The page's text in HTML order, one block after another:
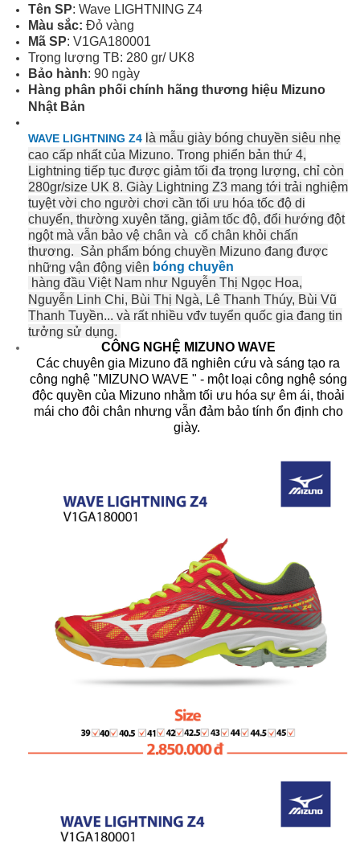
Tên SP: Wave LIGHTNING Z4
Màu sắc: Đỏ vàng
Mã SP: V1GA180001
Trọng lượng TB: 280 gr/ UK8
Bảo hành: 90 ngày
Hàng phân phối chính hãng thương hiệu Mizuno
Nhật Bản
WAVE LIGHTNING Z4 là mẫu giày bóng chuyền siêu nhẹ
cao cấp nhất của Mizuno. Trong phiển bản thứ 4,
Lightning tiếp tục được giảm tối đa trọng lượng, chỉ còn
280gr/size UK 8. Giày Lightning Z3 mang tới trải nghiệm
tuyệt vời cho người chơi cần tối ưu hóa tốc độ di
chuyển, thường xuyên tăng, giảm tốc độ, đổi hướng đột
ngột mà vẫn bảo vệ chân và cổ chân khỏi chấn
thương. Sản phẩm bóng chuyền Mizuno đang được
những vận động viên bóng chuyền
hàng đầu Việt Nam như Nguyễn Thị Ngọc Hoa,
Nguyễn Linh Chi, Bùi Thị Ngà, Lê Thanh Thúy, Bùi Vũ
Thanh Tuyền... và rất nhiều vđv tuyển quốc gia đang tin
tưởng sử dụng.
CÔNG NGHỆ MIZUNO WAVE
Các chuyên gia Mizuno đã nghiên cứu và sáng tạo ra
công nghệ "MIZUNO WAVE " - một loại công nghệ sóng
độc quyền của Mizuno nhằm tối ưu hóa sự êm ái, thoải
mái cho đôi chân nhưng vẫn đảm bảo tính ổn định cho
giày.